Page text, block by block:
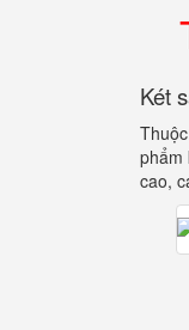
Két
phẩm
cao,